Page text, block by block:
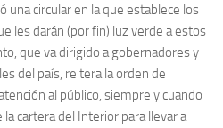
circular en la que establece los
les darán (por fin) luz verde a estos
que va dirigido a gobernadores y
del país, reitera la orden de
al público, siempre y cuando
cartera del Interior para llevar a